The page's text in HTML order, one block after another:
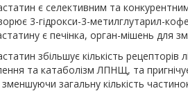
є селективним та
3-гідрокси-3-метилглутарил-
є печінка, орган-мішень для
збільшує кількість
та катаболізм ЛПНЩ, та
загальну кількість